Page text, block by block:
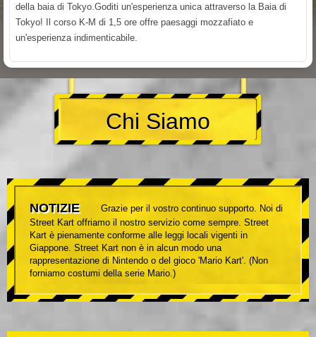
della baia di Tokyo.Goditi un'esperienza unica attraverso la Baia di
Tokyo! Il corso K-M di 1,5 ore offre paesaggi mozzafiato e
un'esperienza indimenticabile.
Chi Siamo
NOTIZIE
Grazie per il vostro continuo supporto. Noi di
Street Kart offriamo il nostro servizio come sempre. Street
Kart è pienamente conforme alle leggi locali vigenti in
Giappone. Street Kart non è in alcun modo una
rappresentazione di Nintendo o del gioco 'Mario Kart'. (Non
forniamo costumi della serie Mario.)